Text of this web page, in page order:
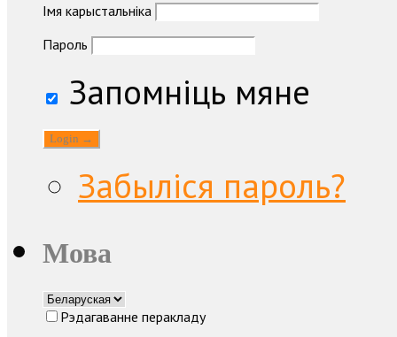
Імя карыстальніка
Пароль
Запомніць мяне
Забыліся пароль?
Мова
Рэдагаванне перакладу